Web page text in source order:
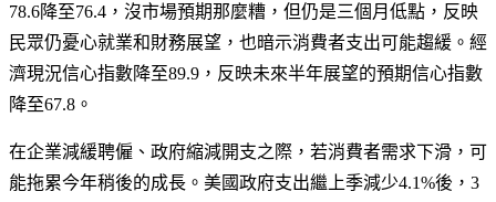
78.6降至76.4，沒市場預期那麼糟，但仍是三個月低點，反映
民眾仍憂心就業和財務展望，也暗示消費者支出可能趨緩。經
濟現況信心指數降至89.9，反映未來半年展望的預期信心指數
降至67.8。
在企業減緩聘僱、政府縮減開支之際，若消費者需求下滑，可
能拖累今年稍後的成長。美國政府支出繼上季減少4.1%後，3